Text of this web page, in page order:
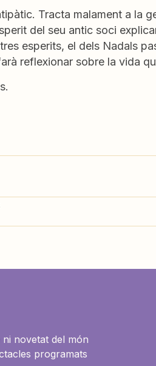
Tracta malament a la
del seu antic soci
esperits, el dels Nadals
reflexionar sobre la vida
novetat del món
programats